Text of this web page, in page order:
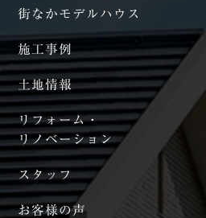
街なかモデルハウス
施工事例
土地情報
リフォーム・
リノベーション
スタッフ
お客様の声